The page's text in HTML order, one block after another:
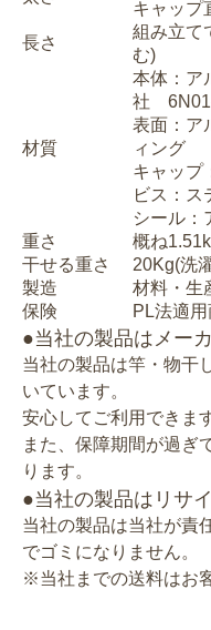
キャップ
長さ
組み立て
む)
材質
本体：ア
社 6N01-
表面：ア
ィング
キャップ
ビス：ス
シール：
重さ
概ね
干せる重さ
20Kg(洗
製造
材料・生
保険
PL法適
●当社の製品はメー
当社の製品は竿・物干
いています。
安心してご利用できます
また、保障期間が過ぎ
ります。
●当社の製品はリサ
当社の製品は当社が責
でゴミになりません。
※当社までの送料はお